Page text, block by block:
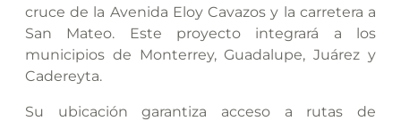
cruce de la Avenida Eloy Cavazos y la carretera a
San Mateo. Este proyecto integrará a los
municipios de Monterrey, Guadalupe, Juárez y
Cadereyta.
Su ubicación garantiza acceso a rutas de